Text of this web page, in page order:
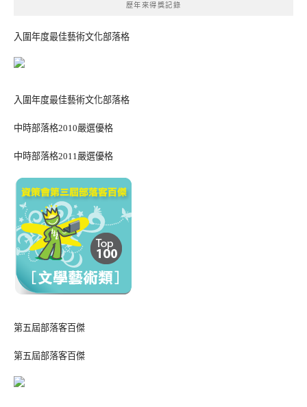
歷年來得獎記錄
入圍年度最佳藝術文化部落格
入圍年度最佳藝術文化部落格
中時部落格2010嚴選優格
中時部落格2011嚴選優格
第五屆部落客百傑
第五屆部落客百傑